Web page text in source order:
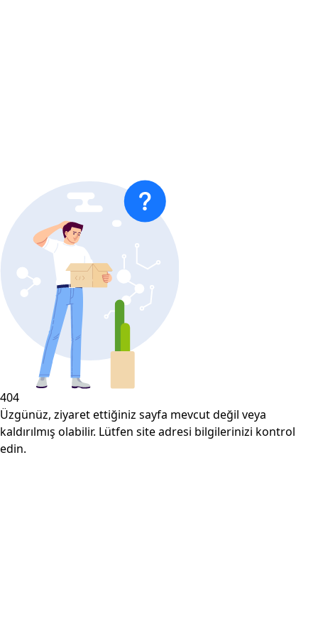
404
Üzgünüz, ziyaret ettiğiniz sayfa mevcut değil veya
kaldırılmış olabilir. Lütfen site adresi bilgilerinizi kontrol
edin.